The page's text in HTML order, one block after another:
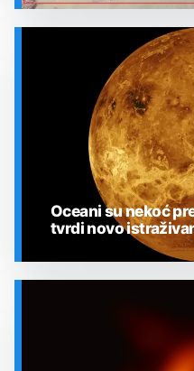
Oceani su nekoć
tvrdi novo